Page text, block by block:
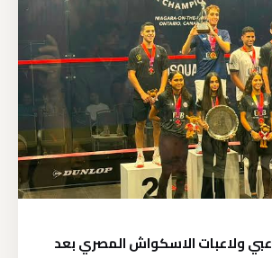
ولاعبات الاسكواش المصري بعد